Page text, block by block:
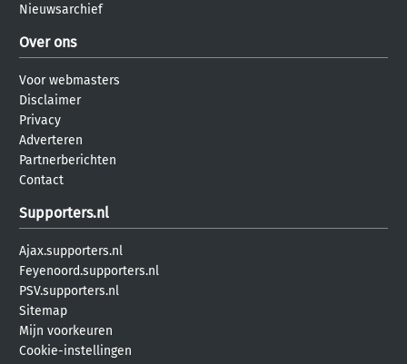
Nieuwsarchief
Over ons
Voor webmasters
Disclaimer
Privacy
Adverteren
Partnerberichten
Contact
Supporters.nl
Ajax.supporters.nl
Feyenoord.supporters.nl
PSV.supporters.nl
Sitemap
Mijn voorkeuren
Cookie-instellingen